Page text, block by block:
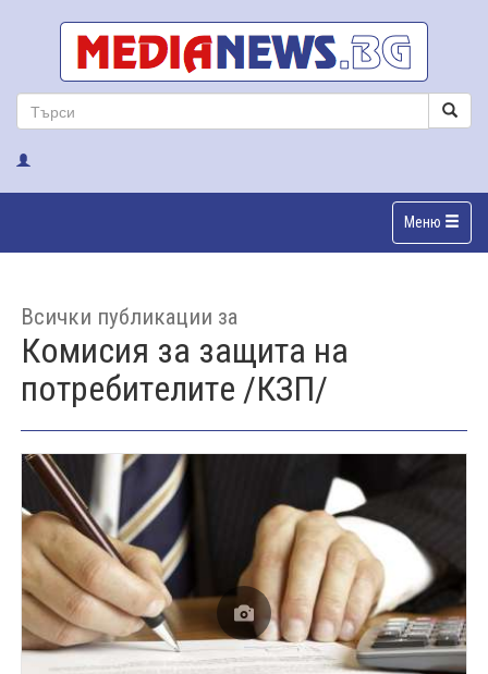
Меню
Всички публикации за
Кoмиcия зa зaщитa нa
пoтрeбитeлитe /КЗП/